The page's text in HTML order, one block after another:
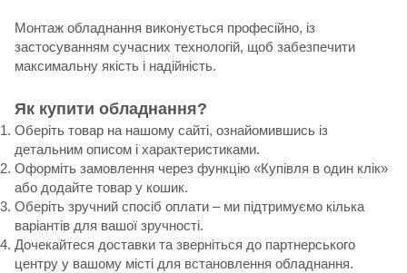
Монтаж обладнання виконується професійно, із
застосуванням сучасних технологій, щоб забезпечити
максимальну якість і надійність.
Як купити обладнання?
Оберіть товар на нашому сайті, ознайомившись із
детальним описом і характеристиками.
Оформіть замовлення через функцію «Купівля в один клік»
або додайте товар у кошик.
Оберіть зручний спосіб оплати – ми підтримуємо кілька
варіантів для вашої зручності.
Дочекайтеся доставки та зверніться до партнерського
центру у вашому місті для встановлення обладнання.